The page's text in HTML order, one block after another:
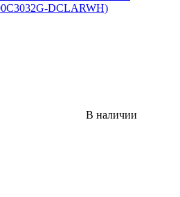
В наличии